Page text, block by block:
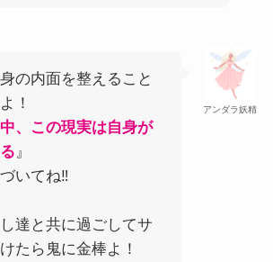
アンダラ妖精
の内面を整えること
！
、この現実は自身が
』
いてね‼
達と共に過ごしてサ
たら鬼に金棒よ！